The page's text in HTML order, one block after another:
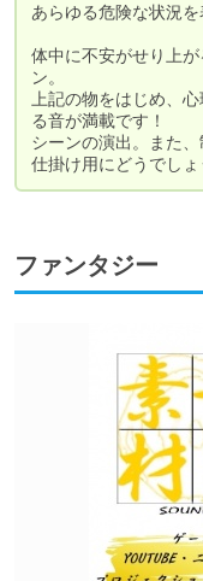
あらゆる危険な状況
体中に不安がせり上
ン。
上記の物をはじめ、
る音が満載です！
シーンの演出。また
仕掛け用にどうでしょ
ファンタジー